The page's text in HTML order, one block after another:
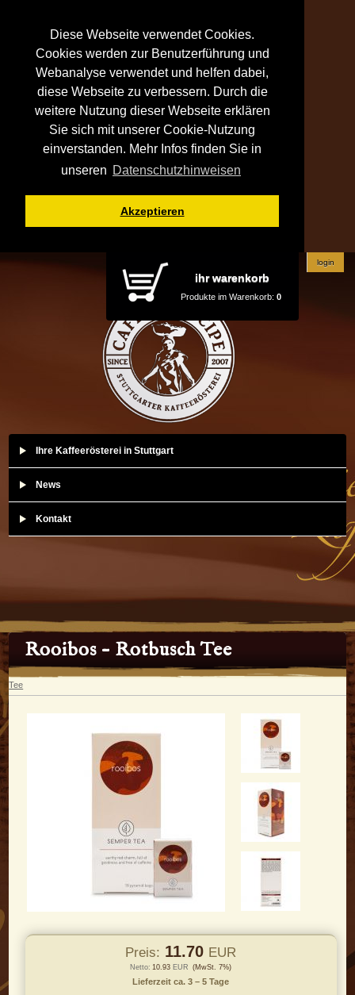
Diese Webseite verwendet Cookies.
Cookies werden zur Benutzerführung und
Webanalyse verwendet und helfen dabei,
diese Webseite zu verbessern. Durch die
weitere Nutzung dieser Webseite erklären
Sie sich mit unserer Cookie-Nutzung
einverstanden. Mehr Infos finden Sie in
unseren Datenschutzhinweisen
Akzeptieren
ihr warenkorb
Produkte im Warenkorb: 0
login
Ihre Kaffeerösterei in Stuttgart
News
Kontakt
Rooibos – Rotbusch Tee
Tee
Preis: 11.70 EUR
Netto: 10.93 EUR (MwSt. 7%)
Lieferzeit ca. 3 – 5 Tage